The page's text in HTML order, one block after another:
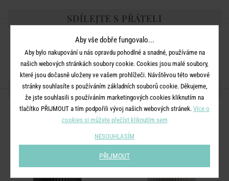
SDÍLEJTE S PŘÁTELI
DALŠÍ PRODUKTY ZE SÉRIE
Aby vše dobře fungovalo...
Aby bylo nakupování u nás opravdu pohodlné a snadné, používáme na
našich webových stránkách soubory cookie. Cookies jsou malé soubory,
které jsou dočasně uloženy ve vašem prohlížeči. Návštěvou této webové
stránky souhlasíte s používáním základních souborů cookie. Děkujeme,
že jste souhlasili s používáním marketingových cookies kliknutím na
tlačítko PŘIJMOUT a tím podpořili vývoj našich webových stránek. Více o
cookies si můžete přečíst kliknutím sem
NESOUHLASÍM
PŘIJMOUT